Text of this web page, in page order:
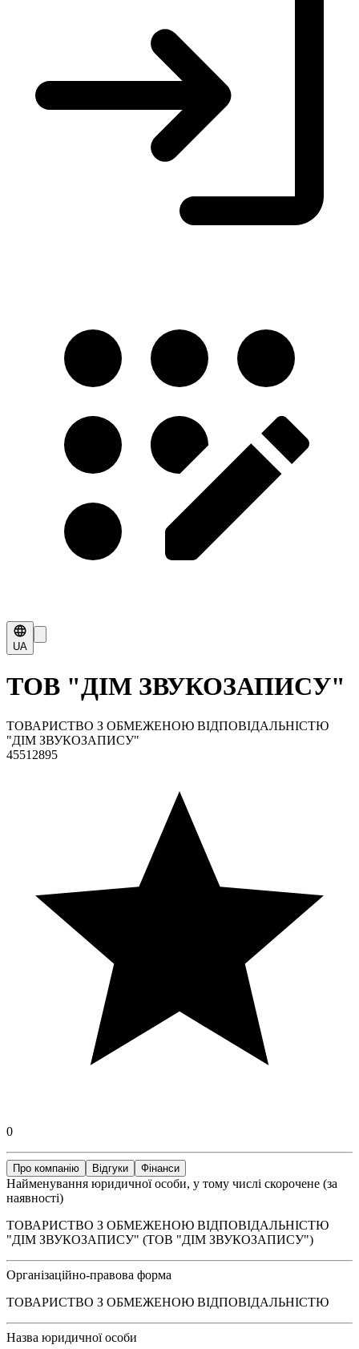
UA
ТОВ "ДІМ ЗВУКОЗАПИСУ"
ТОВАРИСТВО З ОБМЕЖЕНОЮ ВІДПОВІДАЛЬНІСТЮ
"ДІМ ЗВУКОЗАПИСУ"
45512895
0
Про компанію Відгуки Фінанси
Найменування юридичної особи, у тому числі скорочене (за
наявності)
ТОВАРИСТВО З ОБМЕЖЕНОЮ ВІДПОВІДАЛЬНІСТЮ
"ДІМ ЗВУКОЗАПИСУ" (ТОВ "ДІМ ЗВУКОЗАПИСУ")
Організаційно-правова форма
ТОВАРИСТВО З ОБМЕЖЕНОЮ ВІДПОВІДАЛЬНІСТЮ
Назва юридичної особи